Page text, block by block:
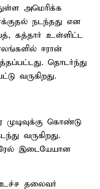
அமெரிக்க
நடந்தது என
கத்தார் உள்ளிட்ட
ஈரான்
தொடர்ந்து
வருகிறது.
முடிவுக்கு கொண்டு
வருகிறது.
இடையேயான
உச்ச தலைவர்